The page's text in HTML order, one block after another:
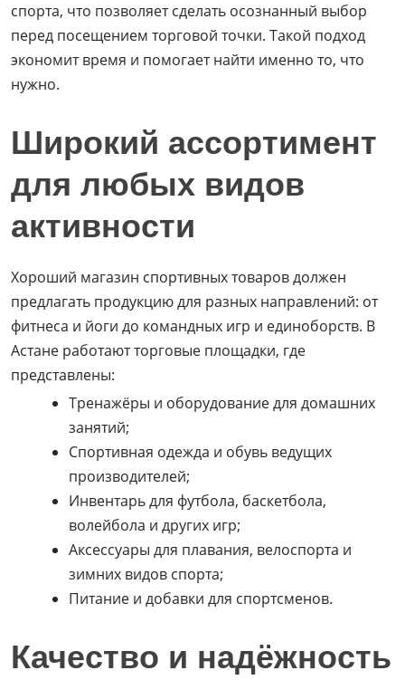
спорта, что позволяет сделать осознанный выбор
перед посещением торговой точки. Такой подход
экономит время и помогает найти именно то, что
нужно.
Широкий ассортимент
для любых видов
активности
Хороший магазин спортивных товаров должен
предлагать продукцию для разных направлений: от
фитнеса и йоги до командных игр и единоборств. В
Астане работают торговые площадки, где
представлены:
Тренажёры и оборудование для домашних
занятий;
Спортивная одежда и обувь ведущих
производителей;
Инвентарь для футбола, баскетбола,
волейбола и других игр;
Аксессуары для плавания, велоспорта и
зимних видов спорта;
Питание и добавки для спортсменов.
Качество и надёжность